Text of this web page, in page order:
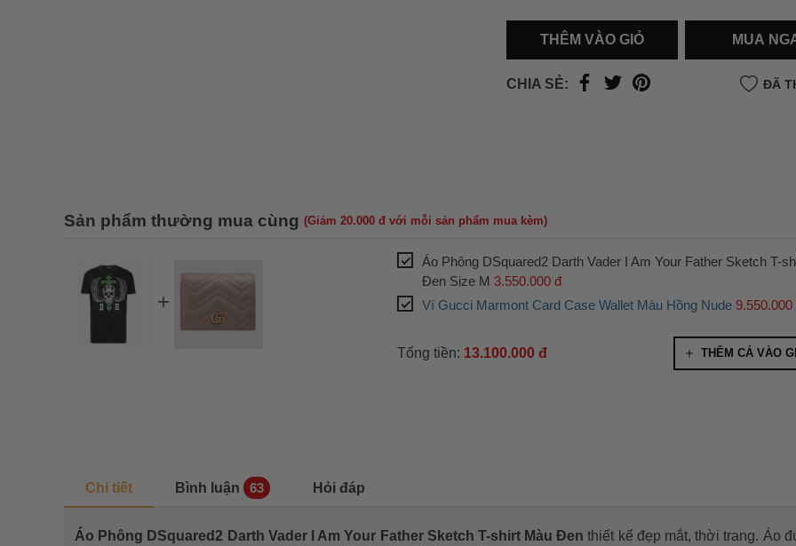
Hồ Chí Minh).
thành
Hồ Chí Minh, khách hàng muốn giao
trong ngày hoặc Đơn hàng giao hỏa tốc theo
THÊM VÀO GIỎ MUA
CHIA SẺ: ĐÃ
Sản phẩm thường mua cùng (Giảm 20.000 đ với mỗi sản phẩm mua kèm)
Áo Phông DSquared2 Darth Vader I Am Your Father Sketch T-
Đen Size M 3.550.000 đ
Ví Gucci Marmont Card Case Wallet Màu Hồng Nude 9.550.000
Tổng tiền: 13.100.000 đ THÊM CẢ VÀO
Chi tiết Bình luận 63 Hỏi đáp
Áo Phông DSquared2 Darth Vader I Am Your Father Sketch T-shirt Màu Đen thiết kế đẹp mắt, thời trang. Áo